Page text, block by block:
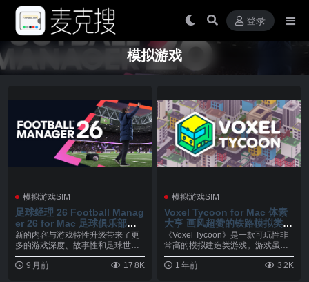
登录
模拟游戏
模拟游戏SIM
足球经理 26 Football Manag
er 26 for Mac 足球俱乐部经
营管理模拟游戏 v26.1.1.2248
379
新的内容与游戏特性升级带来了更
多的游戏深度、故事性和足球世界
的真实性。FM21以...
9 月前
17.8K
模拟游戏SIM
Voxel Tycoon for Mac 体素
大亨 画风超赞的铁路模拟类游
戏 v0.89.0.21
《Voxel Tycoon》是一款可玩性非
常高的模拟建造类游戏。游戏虽然
以铁路建...
1 年前
3.2K